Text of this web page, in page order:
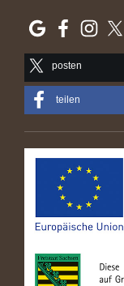
posten
teilen